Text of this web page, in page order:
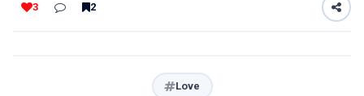
3 2
Love